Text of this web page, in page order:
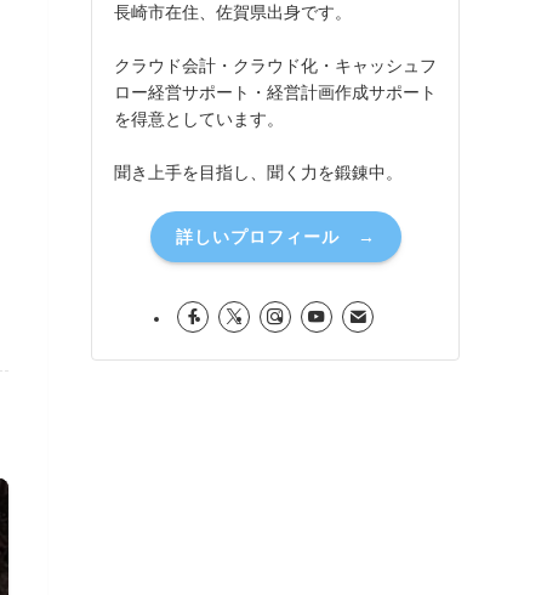
長崎市在住、佐賀県出身です。
クラウド会計・クラウド化・キャッシュフ
ロー経営サポート・経営計画作成サポート
を得意としています。
聞き上手を目指し、聞く力を鍛錬中。
詳しいプロフィール →